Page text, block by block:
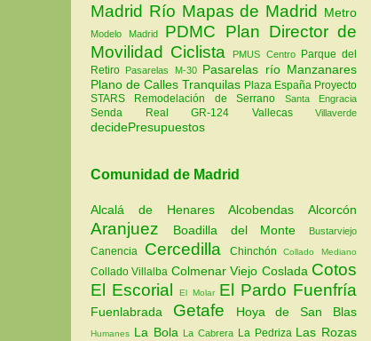
Madrid Río Mapas de Madrid Metro
Modelo Madrid PDMC Plan Director de
Movilidad Ciclista
PMUS Centro Parque del
Retiro Pasarelas M-30 Pasarelas río Manzanares
Plano de Calles Tranquilas Plaza España Proyecto
STARS Remodelación de Serrano Santa Engracia
Senda Real GR-124 Vallecas Villaverde
decidePresupuestos
Comunidad de Madrid
Alcalá de HenaresAlcobendas Alcorcón
Aranjuez Boadilla del Monte Bustarviejo
Canencia Cercedilla ChinchónCollado Mediano
Collado Villalba Colmenar Viejo Coslada Cotos
El EscorialEl Molar El Pardo Fuenfría
Fuenlabrada Getafe Hoya de San Blas
Humanes La Bola La Cabrera La Pedriza Las Rozas